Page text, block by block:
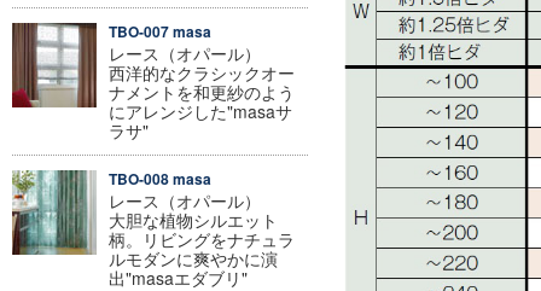
TBO-007 masa
レース（オパール）
西洋的なクラシックオー
ナメントを和更紗のよう
にアレンジした"masaサ
ラサ"
TBO-008 masa
レース（オパール）
大胆な植物シルエット
柄。リビングをナチュラ
ルモダンに爽やかに演
出"masaエダブリ"